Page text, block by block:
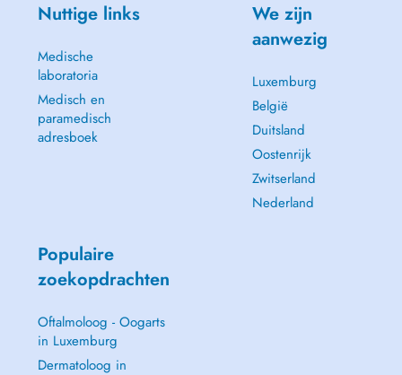
Nuttige links
Medische
laboratoria
Medisch en
paramedisch
adresboek
We zijn
aanwezig
Luxemburg
België
Duitsland
Oostenrijk
Zwitserland
Nederland
Populaire
zoekopdrachten
Oftalmoloog - Oogarts
in Luxemburg
Dermatoloog in